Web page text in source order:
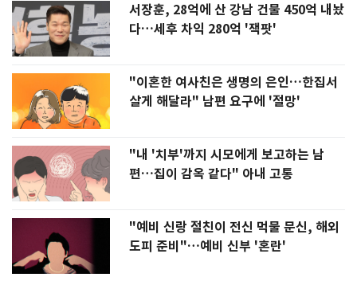
서장훈, 28억에 산 강남 건물 450억 내놨
다…세후 차익 280억 '잭팟'
"이혼한 여사친은 생명의 은인…한집서
살게 해달라" 남편 요구에 '절망'
"내 '치부'까지 시모에게 보고하는 남
편…집이 감옥 같다" 아내 고통
"예비 신랑 절친이 전신 먹물 문신, 해외
도피 준비"…예비 신부 '혼란'